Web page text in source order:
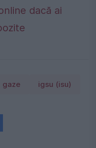
dacă ai
gaze igsu (isu)